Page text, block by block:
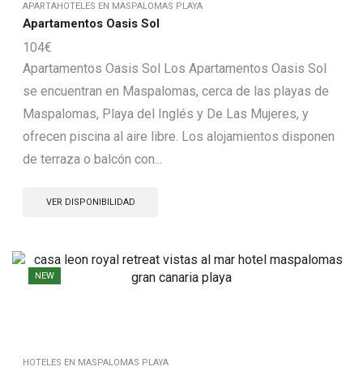
APARTAHOTELES EN MASPALOMAS PLAYA
Apartamentos Oasis Sol
104€
Apartamentos Oasis Sol Los Apartamentos Oasis Sol
se encuentran en Maspalomas, cerca de las playas de
Maspalomas, Playa del Inglés y De Las Mujeres, y
ofrecen piscina al aire libre. Los alojamientos disponen
de terraza o balcón con...
VER DISPONIBILIDAD
NEW
HOTELES EN MASPALOMAS PLAYA